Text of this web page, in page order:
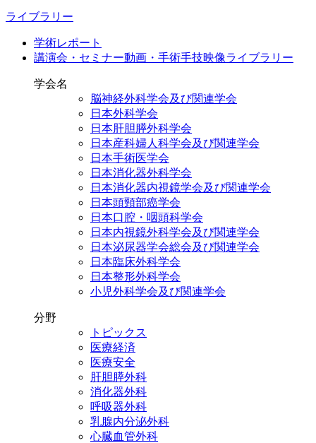
ライブラリー
学術レポート
講演会・セミナー動画・手術手技映像ライブラリー
学会名
脳神経外科学会及び関連学会
日本外科学会
日本肝胆膵外科学会
日本産科婦人科学会及び関連学会
日本手術医学会
日本消化器外科学会
日本消化器内視鏡学会及び関連学会
日本頭頸部癌学会
日本口腔・咽頭科学会
日本内視鏡外科学会及び関連学会
日本泌尿器学会総会及び関連学会
日本臨床外科学会
日本整形外科学会
小児外科学会及び関連学会
分野
トピックス
医療経済
医療安全
肝胆膵外科
消化器外科
呼吸器外科
乳腺内分泌外科
心臓血管外科